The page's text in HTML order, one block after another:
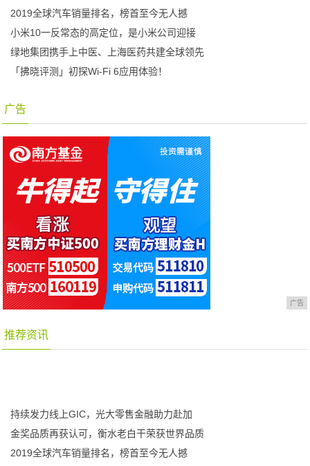
2019全球汽车销量排名，榜首至今无人撼
小米10一反常态的高定位，是小米公司迎接
绿地集团携手上中医、上海医药共建全球领先
「拂晓评测」初探Wi-Fi 6应用体验！
广告
广告
推荐资讯
持续发力线上GIC，光大零售金融助力赴加
金奖品质再获认可，衡水老白干荣获世界品质
2019全球汽车销量排名，榜首至今无人撼